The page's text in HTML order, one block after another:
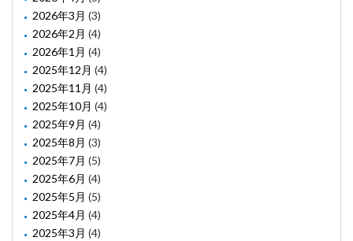
2026年3月 (3)
2026年2月 (4)
2026年1月 (4)
2025年12月 (4)
2025年11月 (4)
2025年10月 (4)
2025年9月 (4)
2025年8月 (3)
2025年7月 (5)
2025年6月 (4)
2025年5月 (5)
2025年4月 (4)
2025年3月 (4)